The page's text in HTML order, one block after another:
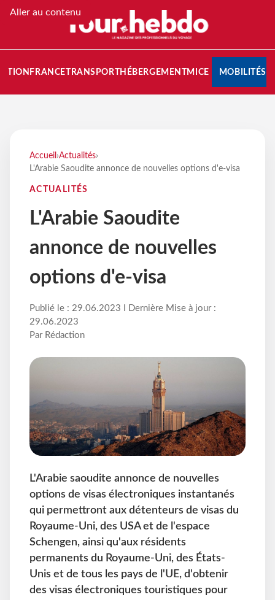
Aller au contenu
FRANCETRANSPORT HÉBERGEMENTMICE MOBILITÉS
Accueil ›Actualités›
L'Arabie Saoudite annonce de nouvelles options d'e-visa
ACTUALITÉS
L'Arabie Saoudite
annonce de nouvelles
options d'e-visa
Publié le : 29.06.2023 I Dernière Mise à jour :
29.06.2023
Par Rédaction
L'Arabie saoudite annonce de nouvelles
options de visas électroniques instantanés
qui permettront aux détenteurs de visas du
Royaume-Uni, des USA et de l'espace
Schengen, ainsi qu'aux résidents
permanents du Royaume-Uni, des États-
Unis et de tous les pays de l'UE, d'obtenir
des visas électroniques touristiques pour